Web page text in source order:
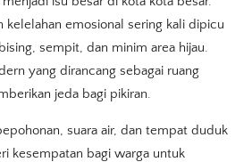
kelelahan emosional sering kali dipicu
sempit, dan minim area hijau.
yang dirancang sebagai ruang
jeda bagi pikiran.
suara air, dan tempat duduk
kesempatan bagi warga untuk